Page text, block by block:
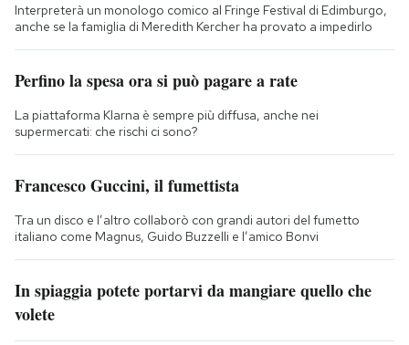
Interpreterà un monologo comico al Fringe Festival di Edimburgo,
anche se la famiglia di Meredith Kercher ha provato a impedirlo
Perfino la spesa ora si può pagare a rate
La piattaforma Klarna è sempre più diffusa, anche nei
supermercati: che rischi ci sono?
Francesco Guccini, il fumettista
Tra un disco e l’altro collaborò con grandi autori del fumetto
italiano come Magnus, Guido Buzzelli e l’amico Bonvi
In spiaggia potete portarvi da mangiare quello che
volete